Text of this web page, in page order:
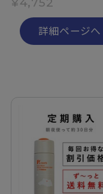
NEWS一覧
¥4,752
詳細ページへ